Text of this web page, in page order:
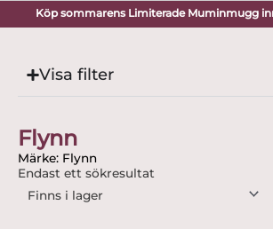
Köp sommarens Limiterade Muminmugg
Visa filter
Flynn
Märke: Flynn
Endast ett sökresultat